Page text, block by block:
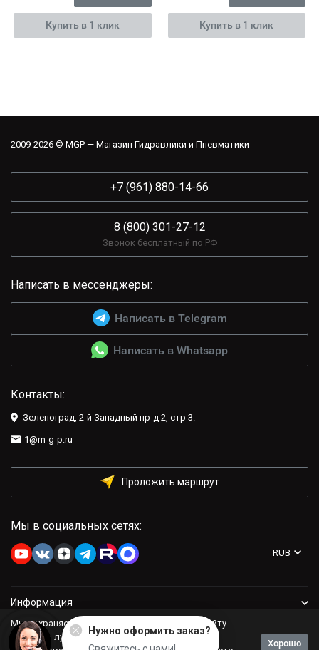
Купить в 1 клик Купить в 1 клик
2009-2026 © MGP — Магазин Гидравлики и Пневматики
+7 (961) 880-14-66
8 (800) 301-27-12
Звонок бесплатный по РФ
Написать в мессенджеры:
Написать в Telegram
Написать в Whatsapp
Контакты:
Зеленоград, 2-й Западный пр-д 2, стр 3.
1@m-g-p.ru
Проложить маршрут
Мы в социальных сетях:
RUB
Информация
Компания
Мы сохраняем файлы cookie: это помогает сайту
работать лучше. Если Вы продолжите
Хорошо
Нужно оформить заказ?